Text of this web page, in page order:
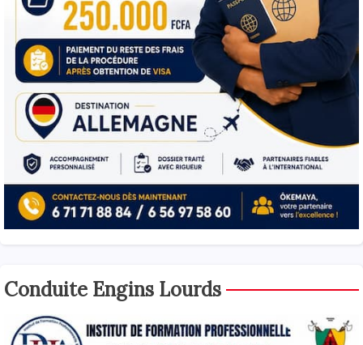
Conduite Engins Lourds